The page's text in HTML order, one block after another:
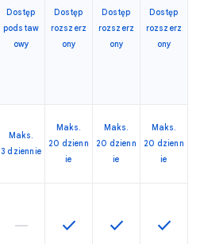
Dostęp
podstaw
owy
Dostęp
rozszerz
ony
Dostęp
rozszerz
ony
Dostęp
rozszerz
ony
Maks.
3 dziennie
Maks.
20 dzienn
ie
Maks.
20 dzienn
ie
Maks.
20 dzienn
ie
Ta funkcja nie jest dostępna w
horizontal_rule Ta funkcja jest dostępna
check Ta funkcja jest
check Ta
check